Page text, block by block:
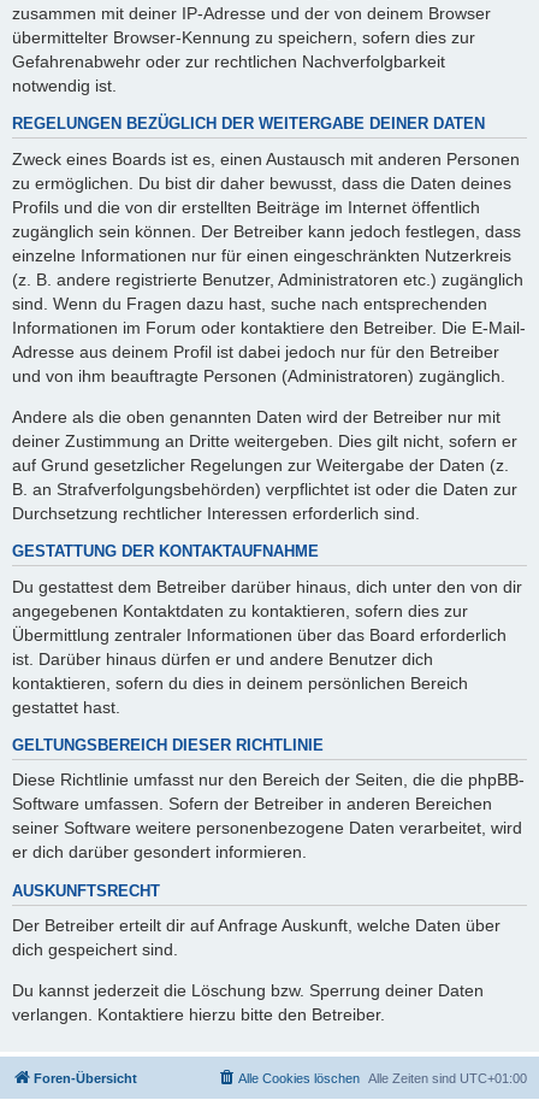
zusammen mit deiner IP-Adresse und der von deinem Browser
übermittelter Browser-Kennung zu speichern, sofern dies zur
Gefahrenabwehr oder zur rechtlichen Nachverfolgbarkeit
notwendig ist.
REGELUNGEN BEZÜGLICH DER WEITERGABE DEINER DATEN
Zweck eines Boards ist es, einen Austausch mit anderen Personen
zu ermöglichen. Du bist dir daher bewusst, dass die Daten deines
Profils und die von dir erstellten Beiträge im Internet öffentlich
zugänglich sein können. Der Betreiber kann jedoch festlegen, dass
einzelne Informationen nur für einen eingeschränkten Nutzerkreis
(z. B. andere registrierte Benutzer, Administratoren etc.) zugänglich
sind. Wenn du Fragen dazu hast, suche nach entsprechenden
Informationen im Forum oder kontaktiere den Betreiber. Die E-Mail-
Adresse aus deinem Profil ist dabei jedoch nur für den Betreiber
und von ihm beauftragte Personen (Administratoren) zugänglich.
Andere als die oben genannten Daten wird der Betreiber nur mit
deiner Zustimmung an Dritte weitergeben. Dies gilt nicht, sofern er
auf Grund gesetzlicher Regelungen zur Weitergabe der Daten (z.
B. an Strafverfolgungsbehörden) verpflichtet ist oder die Daten zur
Durchsetzung rechtlicher Interessen erforderlich sind.
GESTATTUNG DER KONTAKTAUFNAHME
Du gestattest dem Betreiber darüber hinaus, dich unter den von dir
angegebenen Kontaktdaten zu kontaktieren, sofern dies zur
Übermittlung zentraler Informationen über das Board erforderlich
ist. Darüber hinaus dürfen er und andere Benutzer dich
kontaktieren, sofern du dies in deinem persönlichen Bereich
gestattet hast.
GELTUNGSBEREICH DIESER RICHTLINIE
Diese Richtlinie umfasst nur den Bereich der Seiten, die die phpBB-
Software umfassen. Sofern der Betreiber in anderen Bereichen
seiner Software weitere personenbezogene Daten verarbeitet, wird
er dich darüber gesondert informieren.
AUSKUNFTSRECHT
Der Betreiber erteilt dir auf Anfrage Auskunft, welche Daten über
dich gespeichert sind.
Du kannst jederzeit die Löschung bzw. Sperrung deiner Daten
verlangen. Kontaktiere hierzu bitte den Betreiber.
Foren-Übersicht Alle Zeiten sind UTC+01:00
Alle Cookies löschen